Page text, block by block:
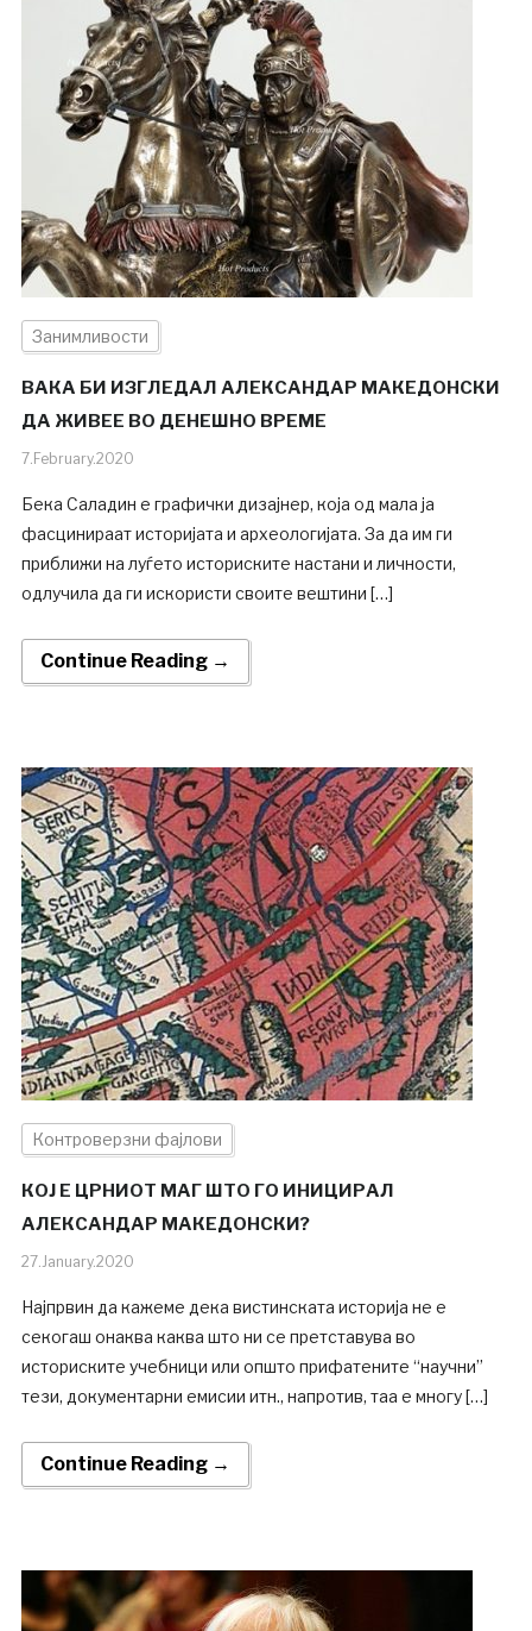
Занимливости
ВАКА БИ ИЗГЛЕДАЛ АЛЕКСАНДАР МАКЕДОНСКИ
ДА ЖИВЕЕ ВО ДЕНЕШНО ВРЕМЕ
7.February.2020
Бека Саладин е графички дизајнер, која од мала ја
фасцинираат историјата и археологијата. За да им ги
приближи на луѓето историските настани и личности,
одлучила да ги искористи своите вештини […]
Continue Reading →
Контроверзни фајлови
КОЈ Е ЦРНИОТ МАГ ШТО ГО ИНИЦИРАЛ
АЛЕКСАНДАР МАКЕДОНСКИ?
27.January.2020
Најпрвин да кажеме дека вистинската историја не е
секогаш онаква каква што ни се претставува во
историските учебници или општо прифатените “научни”
тези, документарни емисии итн., напротив, таа e многу […]
Continue Reading →